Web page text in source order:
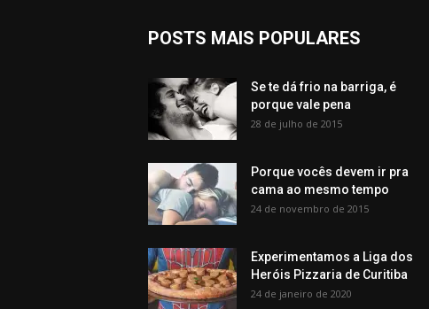
POSTS MAIS POPULARES
Se te dá frio na barriga, é
porque vale pena
28 de julho de 2015
Porque vocês devem ir pra
cama ao mesmo tempo
24 de novembro de 2015
Experimentamos a Liga dos
Heróis Pizzaria de Curitiba
24 de janeiro de 2020